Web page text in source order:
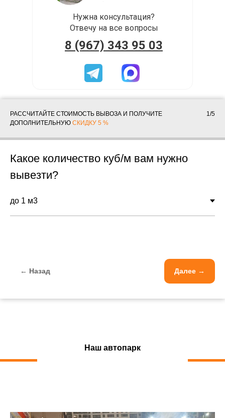
Нужна консультация?
Отвечу на все вопросы
8 (967) 343 95 03
РАССЧИТАЙТЕ СТОИМОСТЬ ВЫВОЗА И ПОЛУЧИТЕ
ДОПОЛНИТЕЛЬНУЮ СКИДКУ 5 %
1/5
Какое количество куб/м вам нужно
вывезти?
← Назад Далее →
Наш автопарк